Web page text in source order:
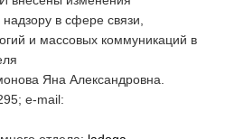
в сфере связи,
и массовых коммуникаций в
Яна Александровна.
e-mail: